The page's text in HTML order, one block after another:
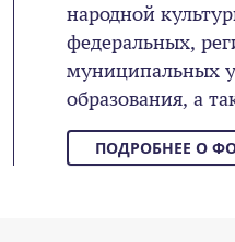
народной
федеральных,
муниципальных
образования, а
ПОДРОБНЕЕ О